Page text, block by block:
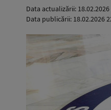
Data actualizării: 18.02.2026
Data publicării: 18.02.2026